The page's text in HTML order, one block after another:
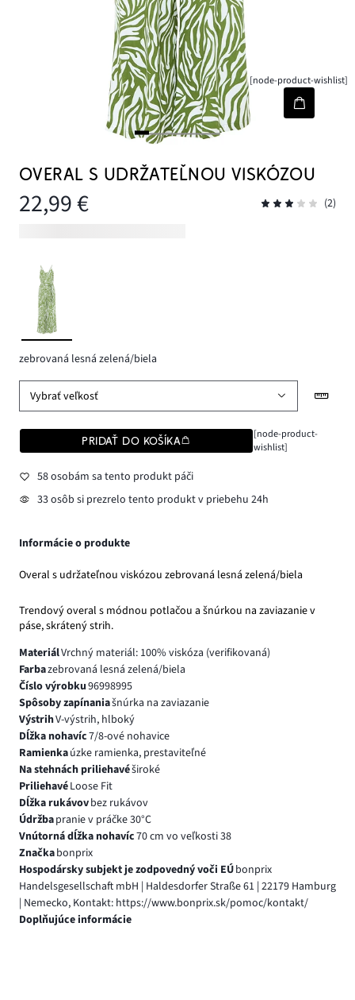
[node-product-wishlist]
OVERAL S UDRŽATEĽNOU VISKÓZOU
22,99 € (2)
zebrovaná lesná zelená/biela
Vybrať veľkosť
PRIDAŤ DO KOŠÍKA
[node-product-
wishlist]
58 osobám sa tento produkt páči
33 osôb si prezrelo tento produkt v priebehu 24h
Informácie o produkte
Overal s udržateľnou viskózou zebrovaná lesná zelená/biela
Trendový overal s módnou potlačou a šnúrkou na zaviazanie v
páse, skrátený strih.
MateriálVrchný materiál: 100% viskóza (verifikovaná)
Farbazebrovaná lesná zelená/biela
Číslo výrobku96998995
Spôsoby zapínaniašnúrka na zaviazanie
VýstrihV-výstrih, hlboký
Dĺžka nohavíc7/8-ové nohavice
Ramienkaúzke ramienka, prestaviteľné
Na stehnách priliehavéširoké
PriliehavéLoose Fit
Dĺžka rukávovbez rukávov
Údržbapranie v práčke 30°C
Vnútorná dĺžka nohavíc70 cm vo veľkosti 38
Značkabonprix
Hospodársky subjekt je zodpovedný voči EÚbonprix
Handelsgesellschaft mbH | Haldesdorfer Straße 61 | 22179 Hamburg
| Nemecko, Kontakt: https://www.bonprix.sk/pomoc/kontakt/
Doplňujúce informácie